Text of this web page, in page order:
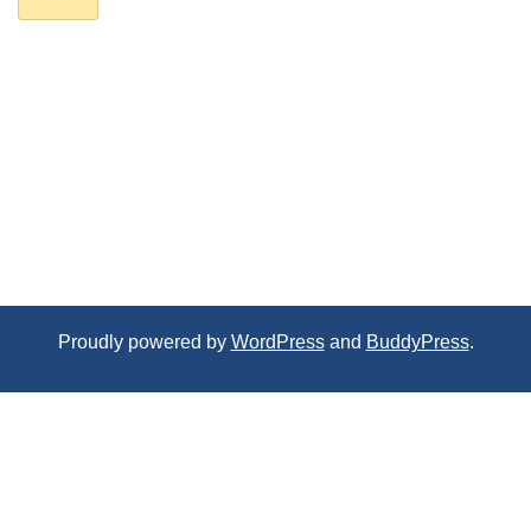
Proudly powered by WordPressand BuddyPress.